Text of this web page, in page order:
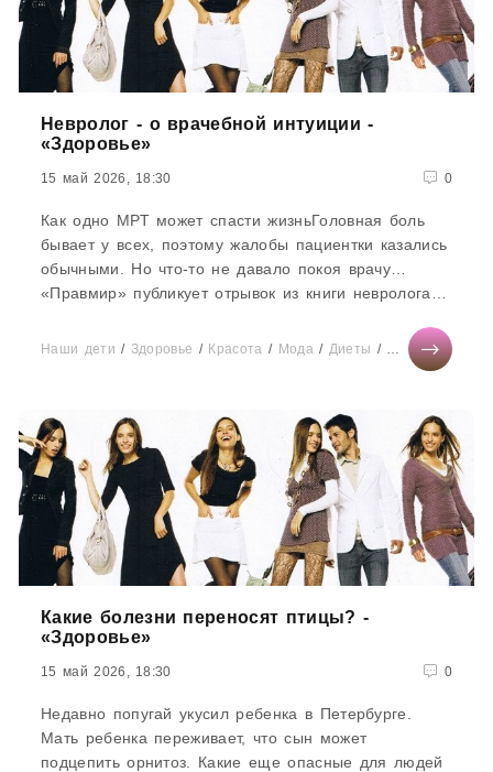
Невролог - о врачебной интуиции -
«Здоровье»
15 май 2026, 18:30 0
Как одно МРТ может спасти жизньГоловная боль
бывает у всех, поэтому жалобы пациентки казались
обычными. Но что-то не давало покоя врачу…
«Правмир» публикует отрывок из книги невролога
Наши дети / Здоровье / Красота / Мода/ Диеты / Отношения
Какие болезни переносят птицы? -
«Здоровье»
15 май 2026, 18:30 0
Недавно попугай укусил ребенка в Петербурге.
Мать ребенка переживает, что сын может
подцепить орнитоз. Какие еще опасные для людей